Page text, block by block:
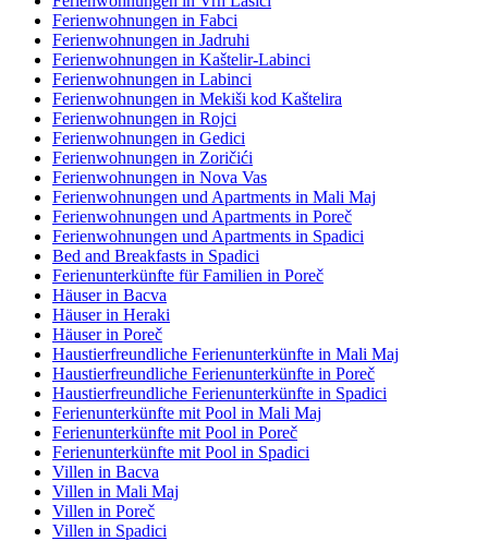
Ferienwohnungen in Fabci
Ferienwohnungen in Jadruhi
Ferienwohnungen in Kaštelir-Labinci
Ferienwohnungen in Labinci
Ferienwohnungen in Mekiši kod Kaštelira
Ferienwohnungen in Rojci
Ferienwohnungen in Gedici
Ferienwohnungen in Zoričići
Ferienwohnungen in Nova Vas
Ferienwohnungen und Apartments in Mali Maj
Ferienwohnungen und Apartments in Poreč
Ferienwohnungen und Apartments in Spadici
Bed and Breakfasts in Spadici
Ferienunterkünfte für Familien in Poreč
Häuser in Bacva
Häuser in Heraki
Häuser in Poreč
Haustierfreundliche Ferienunterkünfte in Mali Maj
Haustierfreundliche Ferienunterkünfte in Poreč
Haustierfreundliche Ferienunterkünfte in Spadici
Ferienunterkünfte mit Pool in Mali Maj
Ferienunterkünfte mit Pool in Poreč
Ferienunterkünfte mit Pool in Spadici
Villen in Bacva
Villen in Mali Maj
Villen in Poreč
Villen in Spadici